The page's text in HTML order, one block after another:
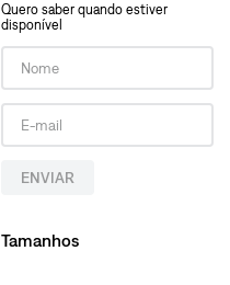
Quero saber quando estiver
disponível
ENVIAR
Tamanhos